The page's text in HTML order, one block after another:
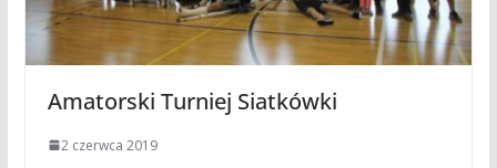
Amatorski Turniej Siatkówki
2 czerwca 2019